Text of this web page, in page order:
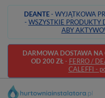
DEANTE- WYJĄTKOWA
- WSZYSTKIE PRODUKTY
ABY
DARMOWA DOSTAWA NA
OD 200 ZŁ- FERRO /
CALEFFI -